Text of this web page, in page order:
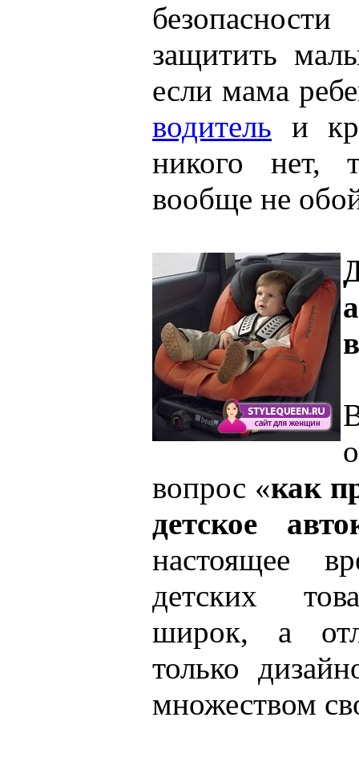
защитить
если мама
водитель и
никого нет,
вообще не
вопрос «как
детское
настоящее
детских
широк, а
только
множеством